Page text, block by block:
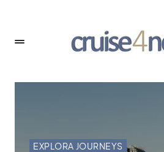
EXPLORA JOURNEYS